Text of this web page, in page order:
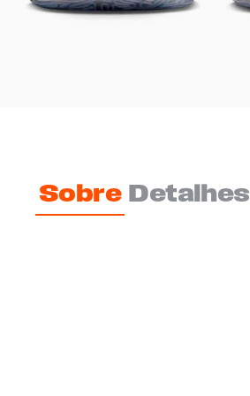
Sobre Detalhes